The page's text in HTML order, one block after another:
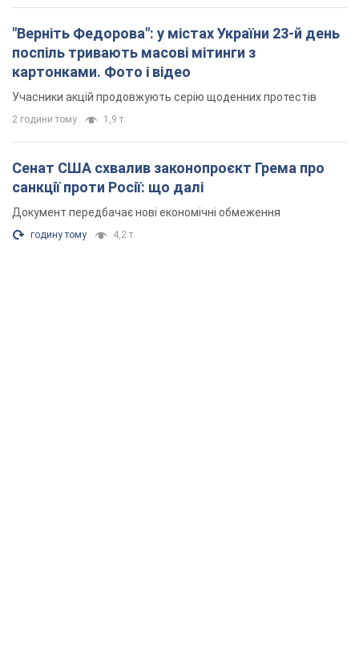
"Верніть Федорова": у містах України 23-й день
поспіль тривають масові мітинги з
картонками. Фото і відео
Учасники акцій продовжують серію щоденних протестів
2 години тому 1,9 т.
Сенат США схвалив законопроєкт Грема про
санкції проти Росії: що далі
Документ передбачає нові економічні обмеження
годину тому 4,2 т.